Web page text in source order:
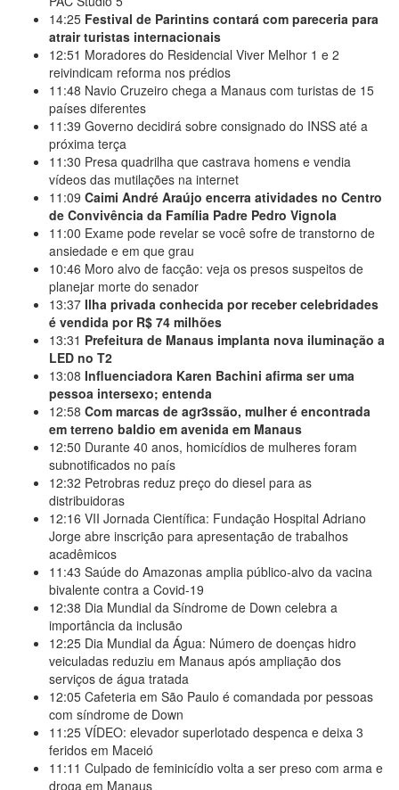
14:25 Festival de Parintins contará com pareceria para
atrair turistas internacionais
12:51 Moradores do Residencial Viver Melhor 1 e 2
reivindicam reforma nos prédios
11:48 Navio Cruzeiro chega a Manaus com turistas de 15
países diferentes
11:39 Governo decidirá sobre consignado do INSS até a
próxima terça
11:30 Presa quadrilha que castrava homens e vendia
vídeos das mutilações na internet
11:09 Caimi André Araújo encerra atividades no Centro
de Convivência da Família Padre Pedro Vignola
11:00 Exame pode revelar se você sofre de transtorno de
ansiedade e em que grau
10:46 Moro alvo de facção: veja os presos suspeitos de
planejar morte do senador
13:37 Ilha privada conhecida por receber celebridades
é vendida por R$ 74 milhões
13:31 Prefeitura de Manaus implanta nova iluminação a
LED no T2
13:08 Influenciadora Karen Bachini afirma ser uma
pessoa intersexo; entenda
12:58 Com marcas de agr3ssão, mulher é encontrada
em terreno baldio em avenida em Manaus
12:50 Durante 40 anos, homicídios de mulheres foram
subnotificados no país
12:32 Petrobras reduz preço do diesel para as
distribuidoras
12:16 VII Jornada Científica: Fundação Hospital Adriano
Jorge abre inscrição para apresentação de trabalhos
acadêmicos
11:43 Saúde do Amazonas amplia público-alvo da vacina
bivalente contra a Covid-19
12:38 Dia Mundial da Síndrome de Down celebra a
importância da inclusão
12:25 Dia Mundial da Água: Número de doenças hidro
veiculadas reduziu em Manaus após ampliação dos
serviços de água tratada
12:05 Cafeteria em São Paulo é comandada por pessoas
com síndrome de Down
11:25 VÍDEO: elevador superlotado despenca e deixa 3
feridos em Maceió
11:11 Culpado de feminicídio volta a ser preso com arma e
droga em Manaus